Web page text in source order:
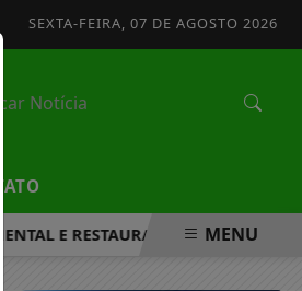
SEXTA-FEIRA, 07 DE AGOSTO 2026
E RESTAURAR O EQUILÍBRIO
MENU